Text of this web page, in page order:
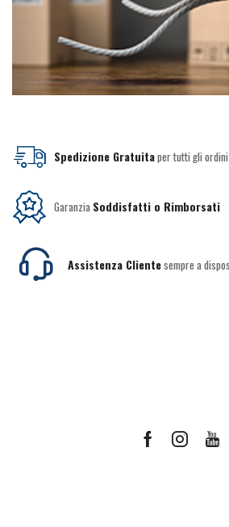
Spedizione Gratuitaper tutti gli
Garanzia Soddisfatti o Rimborsati
Assistenza Clientesempre a
FacebookInstagram